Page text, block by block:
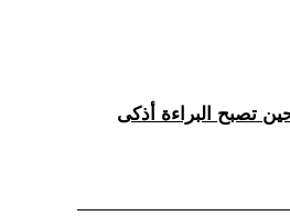
تصبح البراءة أذكى